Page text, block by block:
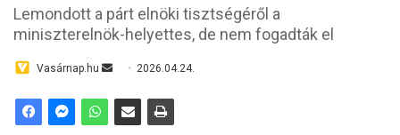
Lemondott a párt elnöki tisztségéről a
miniszterelnök-helyettes, de nem fogadták el
Vasárnap.hu 2026.04.24.